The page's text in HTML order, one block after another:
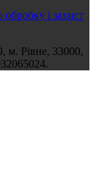
і захист
, м. Рівне, 33000,
.